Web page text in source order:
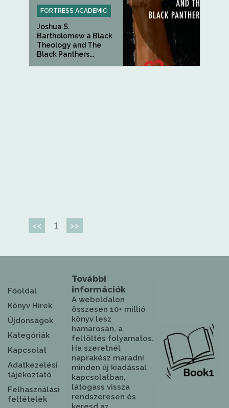
FORTRESS ACADEMIC
Joshua S.
Bartholomew a Black
Theology and The
Black Panthers...
<< 1 >>
Főoldal
Könyv Hírek
Újdonságok
Kategóriák
Kapcsolat
Adatkezelési
tájékoztató
Felhasználási
feltételek
További
információk
A weboldalon
összesen 10+ millió
könyv lesz
hamarosan, a
feltöltés folyamatos.
Ha szeretnél
naprakész maradni
minden új kiadással
kapcsolatban,
látogass vissza
rendszeresen és